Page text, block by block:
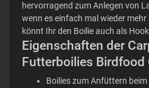
hervorragend zum Anlegen von
wenn es einfach mal wieder
könnt Ihr den Boilie auch als
Eigenschaften der
Futterboilies Birdfood
Boilies zum Anfüttern